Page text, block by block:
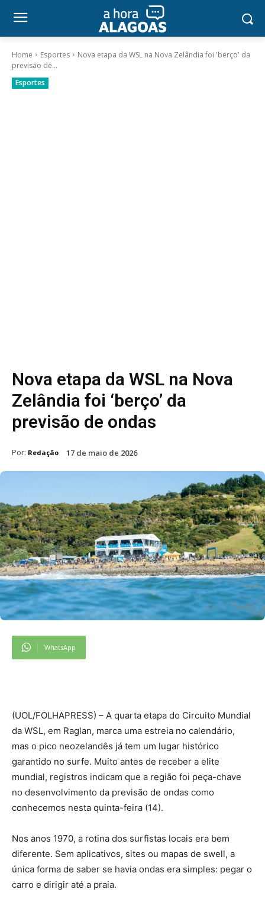
Home Esportes
Nova etapa da WSL na Nova Zelândia foi 'berço' da
previsão de...
Esportes
Nova etapa da WSL na Nova
Zelândia foi ‘berço’ da
previsão de ondas
Por: Redação 17 de maio de 2026
WhatsApp
(UOL/FOLHAPRESS) – A quarta etapa do Circuito Mundial
da WSL, em Raglan, marca uma estreia no calendário,
mas o pico neozelandês já tem um lugar histórico
garantido no surfe. Muito antes de receber a elite
mundial, registros indicam que a região foi peça-chave
no desenvolvimento da previsão de ondas como
conhecemos nesta quinta-feira (14).
Nos anos 1970, a rotina dos surfistas locais era bem
diferente. Sem aplicativos, sites ou mapas de swell, a
única forma de saber se havia ondas era simples: pegar o
carro e dirigir até a praia.